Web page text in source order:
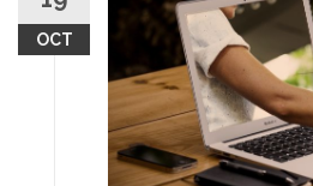
contenu
OCT